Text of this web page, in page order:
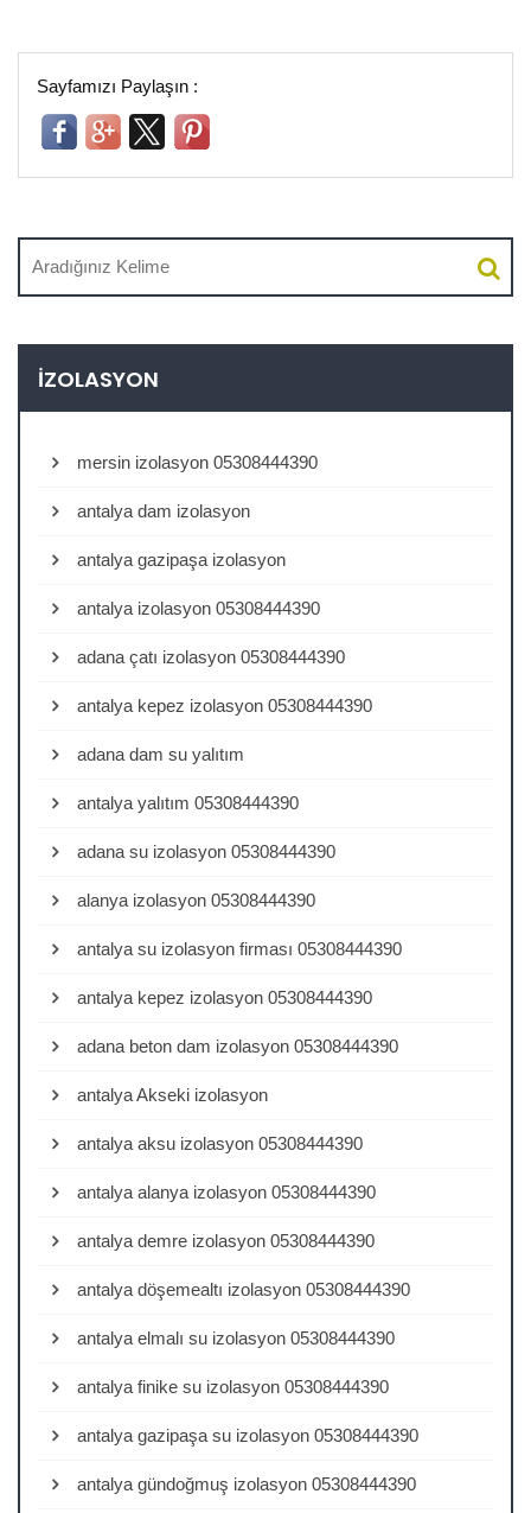
Sayfamızı Paylaşın :
İZOLASYON
mersin izolasyon 05308444390
antalya dam izolasyon
antalya gazipaşa izolasyon
antalya izolasyon 05308444390
adana çatı izolasyon 05308444390
antalya kepez izolasyon 05308444390
adana dam su yalıtım
antalya yalıtım 05308444390
adana su izolasyon 05308444390
alanya izolasyon 05308444390
antalya su izolasyon firması 05308444390
antalya kepez izolasyon 05308444390
adana beton dam izolasyon 05308444390
antalya Akseki izolasyon
antalya aksu izolasyon 05308444390
antalya alanya izolasyon 05308444390
antalya demre izolasyon 05308444390
antalya döşemealtı izolasyon 05308444390
antalya elmalı su izolasyon 05308444390
antalya finike su izolasyon 05308444390
antalya gazipaşa su izolasyon 05308444390
antalya gündoğmuş izolasyon 05308444390